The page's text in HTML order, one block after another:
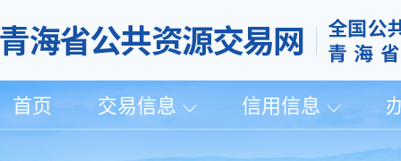
首页 交易信息 信用信息